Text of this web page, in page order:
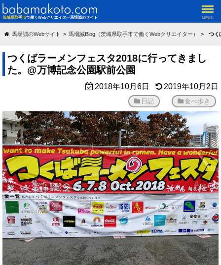
茨城県取手市で働くWebクリエイター馬場誠のサイト MENU
馬場誠のWebサイト 馬場誠Blog（茨城県取手市で働くWebクリエイター） つく
つくばラーメンフェスタ2018に行ってきまし
た。@万博記念公園駅前公園
2018年10月6日 2019年10月2日
日記 食べ歩き